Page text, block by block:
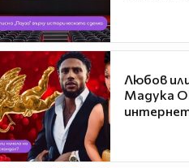
Любов
Мадука